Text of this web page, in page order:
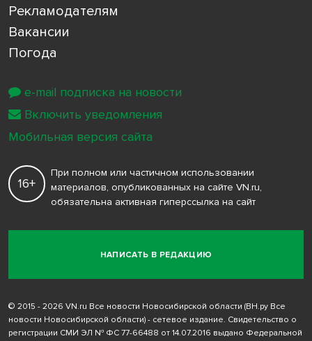
Рекламодателям
Вакансии
Погода
НАПИСАТЬ В РЕДАКЦИЮ
16+
При полном или частичном использовании
материалов, опубликованных на сайте VN.ru,
обязательна активная гиперссылка на сайт
© 2015 - 2026 VN.ru Все новости Новосибирской области (ВН.ру Все
новости Новосибирской области) - сетевое издание. Свидетельство о
регистрации СМИ ЭЛ № ФС 77-66488 от 14.07.2016 выдано Федеральной
e-mail подписка на новости
Включить уведомления
Мобильная версия сайта